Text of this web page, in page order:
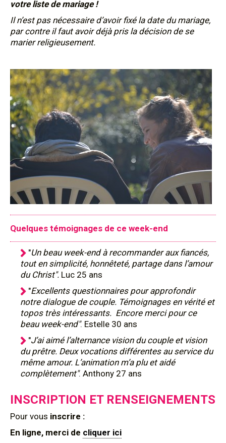
votre liste de mariage !
Il n’est pas nécessaire d’avoir fixé la date du mariage,
par contre il faut avoir déjà pris la décision de se
marier religieusement.
Quelques témoignages de ce week-end
"Un beau week-end à recommander aux fiancés,
tout en simplicité, honnêteté, partage dans l’amour
du Christ". Luc 25 ans
"Excellents questionnaires pour approfondir
notre dialogue de couple. Témoignages en vérité et
topos très intéressants. Encore merci pour ce
beau week-end". Estelle 30 ans
"J’ai aimé l’alternance vision du couple et vision
du prêtre. Deux vocations différentes au service du
même amour. L’animation m’a plu et aidé
complètement". Anthony 27 ans
INSCRIPTION ET RENSEIGNEMENTS
Pour vous inscrire :
En ligne, merci de cliquer ici